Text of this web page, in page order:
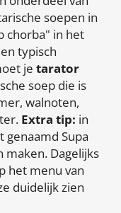
soepen in
chorba" in het
typisch
je tarator
soep die is
walnoten,
Extra tip: in
genaamd Supa
maken. Dagelijks
het menu van
duidelijk zien